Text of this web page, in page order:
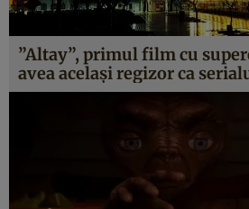
”Altay”, primul film cu
avea acelaşi regizor ca